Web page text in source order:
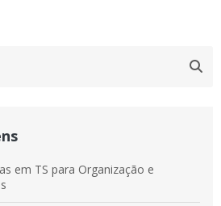
em TS para Organização e